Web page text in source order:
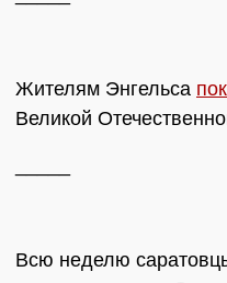
Жителям Энгельса
Великой
Всю неделю